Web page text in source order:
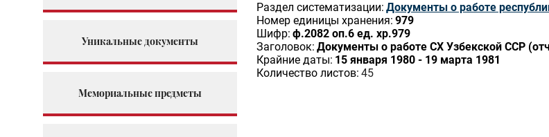
Уникальные документы
Мемориальные предметы
Раздел систематизации: Документы о работе
Номер единицы хранения: 979
Шифр: ф.2082 оп.6 ед. хр.979
Заголовок: Документы о работе СХ Узбекской ССР
Крайние даты: 15 января 1980 - 19 марта 1981
Количество листов: 45